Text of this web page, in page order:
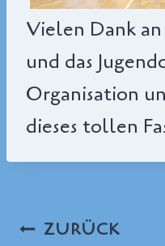
Vielen Dank
und das
Organisation
dieses tollen
ZURÜCK